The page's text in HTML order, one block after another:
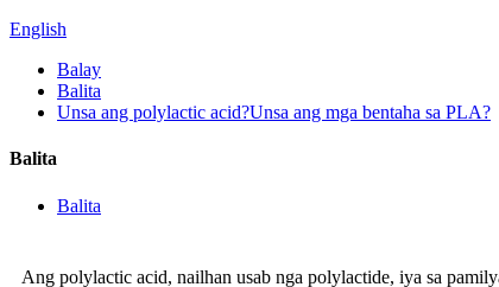
English
Balay
Balita
Unsa ang polylactic acid?Unsa ang mga bentaha sa PLA?
Balita
Balita
Ang polylactic acid, nailhan usab nga polylactide, iya sa